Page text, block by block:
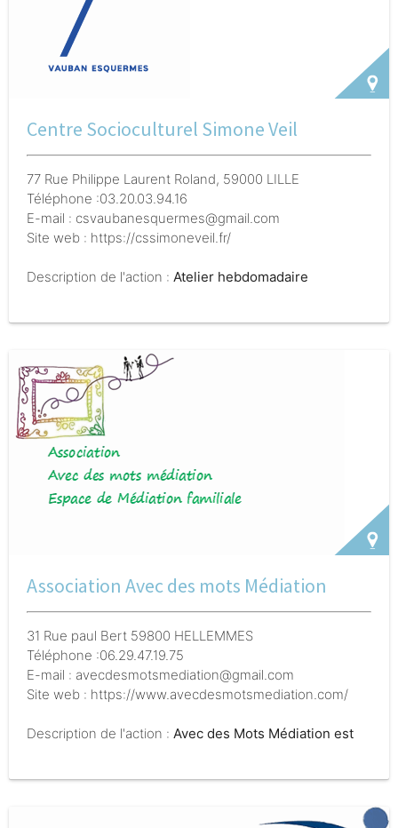
Centre Socioculturel Simone Veil
77 Rue Philippe Laurent Roland, 59000 LILLE
Téléphone :03.20.03.94.16
E-mail : csvaubanesquermes@gmail.com
Site web : https://cssimoneveil.fr/
Description de l'action : Atelier hebdomadaire
proposé chaque mois.
Pendant les vacances scolaires,
un programme d’activités variées (créatives, ludiques
et éducatives) est organisé, avec un atelier par jour et
une sortie hebdomadaire.
également les familles bénéficiaires de l’AVF (CAF)
dans leur projet de départ en vacances (séjours de 7 à
14 nuits en été), avec un suivi sur 7 mois incluant des
rencontres et des actions d’autofinancement. Un
séjour collectif est aussi proposé.
Association Avec des mots Médiation
31 Rue paul Bert 59800 HELLEMMES
Téléphone :06.29.47.19.75
E-mail : avecdesmotsmediation@gmail.com
Site web : https://www.avecdesmotsmediation.com/
Description de l'action : Avec des Mots Médiation est